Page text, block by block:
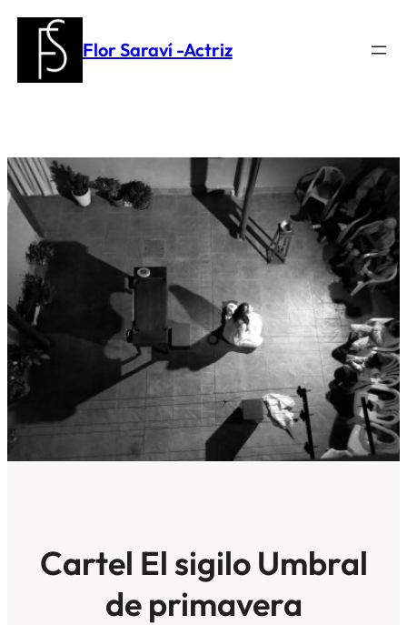
Saltar
contenido
Flor Saraví -Actriz
Cartel El sigilo Umbral
de primavera